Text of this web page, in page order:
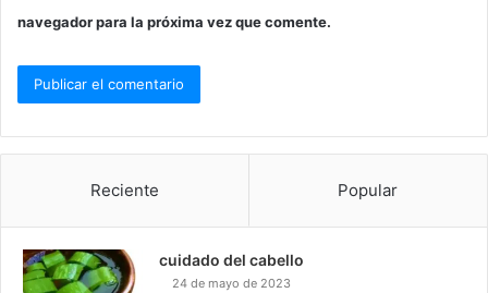
navegador para la próxima vez que comente.
Reciente Popular
cuidado del cabello
24 de mayo de 2023